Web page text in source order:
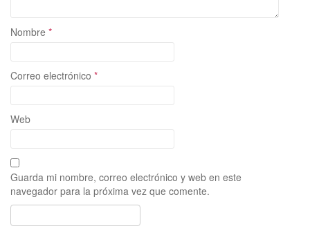
Nombre *
Correo electrónico *
Web
Guarda mi nombre, correo electrónico y web en este
navegador para la próxima vez que comente.